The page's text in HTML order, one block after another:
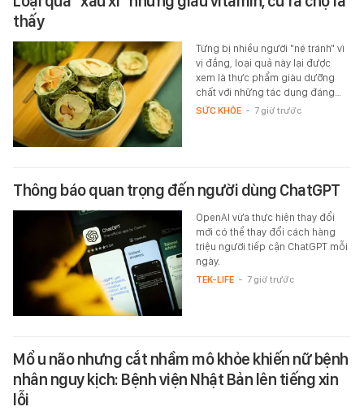
thấy
Từng bị nhiều người "né tránh" vì
vị đắng, loại quả này lại được
xem là thực phẩm giàu dưỡng
chất với những tác dụng đáng…
SỨC KHỎE - 7 giờ trước
Thông báo quan trọng đến người dùng ChatGPT
OpenAI vừa thực hiện thay đổi
mới có thể thay đổi cách hàng
triệu người tiếp cận ChatGPT mỗi
ngày.
TEK-LIFE - 7 giờ trước
Mổ u não nhưng cắt nhầm mô khỏe khiến nữ bệnh
nhân nguy kịch: Bệnh viện Nhật Bản lên tiếng xin
lỗi